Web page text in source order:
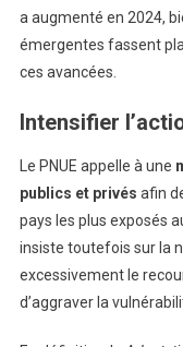
a augmenté en 2024,
émergentes fassent
ces avancées.
Intensifier
Le PNUE appelle à une
publics et privés afin
pays les plus exposés
insiste toutefois sur la
excessivement le
d’aggraver la